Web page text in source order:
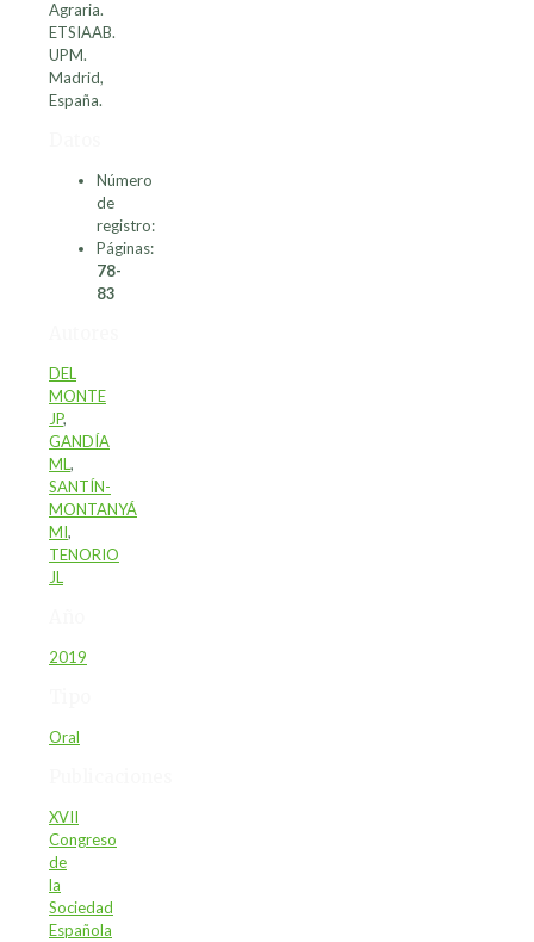
Agraria.
ETSIAAB.
UPM.
Madrid,
España.
Número
de
registro:
Páginas:
78-
83
DEL
MONTE
JP,
GANDÍA
ML,
SANTÍN-
MONTANYÁ
MI,
TENORIO
JL
2019
Oral
XVII
Congreso
de
la
Sociedad
Española